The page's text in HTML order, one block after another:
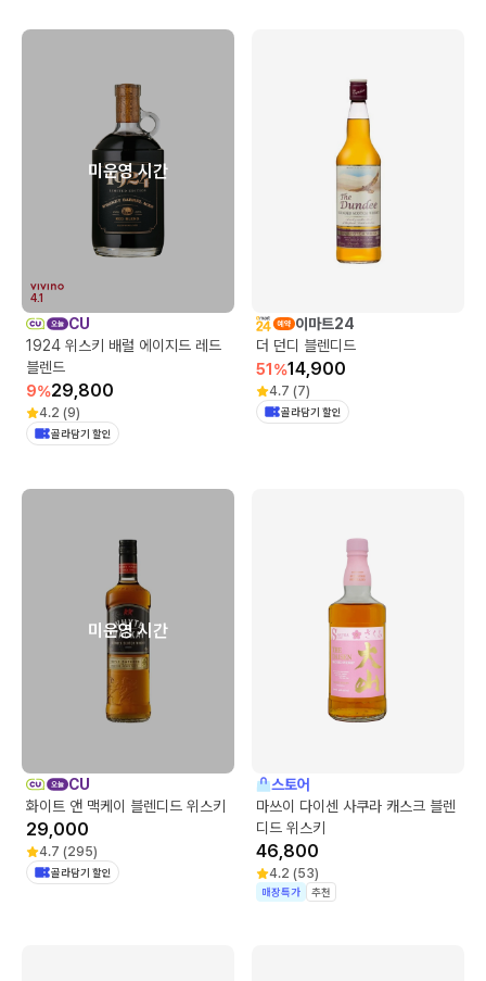
미운영 시간
4.1
CU
1924 위스키 배럴 에이지드 레드
블렌드
9%29,800
4.2 (9)
골라담기 할인
이마트24
더 던디 블렌디드
51 %14,900
4.7 (7)
골라담기 할인
미운영 시간
CU
화이트 앤 맥케이 블렌디드 위스키
29,000
4.7 (295)
골라담기 할인
스토어
마쓰이 다이센 사쿠라 캐스크 블렌
디드 위스키
46,800
4.2 (53)
매장특가 추천